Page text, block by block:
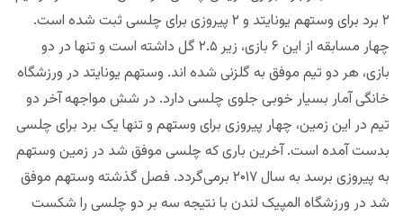
۲ برد برای وستهم یونایتد و ۲ پیروزی برای چلسی ثبت شده است.
چهار مسابقه از این ۶ بازی، زیر ۲.۵ گل داشته است و تنها در دو
بازی، هر دو تیم موفق به گلزنی شده اند. وستهم یونایتد در ورزشگاه
خانگی آمار بسیار خوبی جلوی چلسی دارد. در شش مواجهه آخر دو
تیم در این زمین، چهار پیروزی برای وستهم و تنها یک برد برای چلسی
بدست آمده است. آخرین باری که چلسی موفق شد در زمین وستهم
به پیروزی برسد به سال ۲۰۱۷ برمی‌گردد. فصل گذشته وستهم موفق
شد در ورزشگاه المپیک لندن با نتیجه سه بر دو چلسی را شکست